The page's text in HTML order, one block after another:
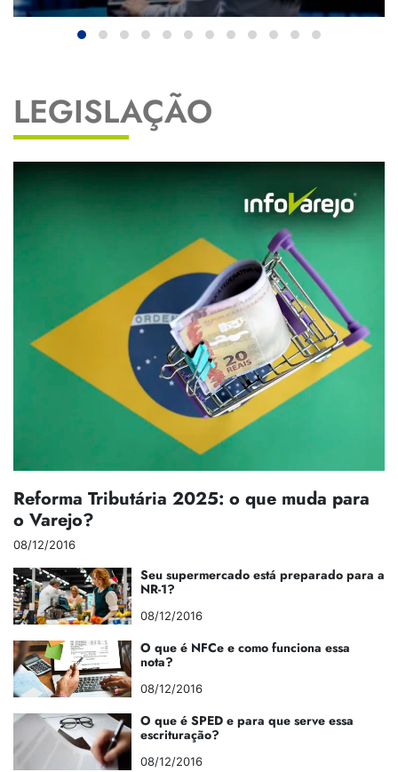
LEGISLAÇÃO
Reforma Tributária 2025: o que muda para
o Varejo?
08/12/2016
Seu supermercado está preparado para a
NR-1?
08/12/2016
O que é NFCe e como funciona essa
nota?
08/12/2016
O que é SPED e para que serve essa
escrituração?
08/12/2016